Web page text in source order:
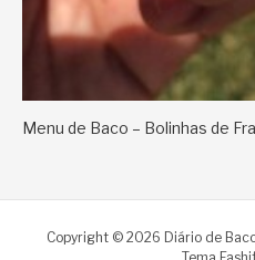
Menu de Baco – Bolinhas de
Copyright © 2026 Diário de